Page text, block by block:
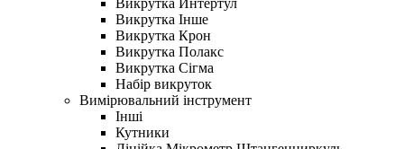
Викрутка Интертул
Викрутка Інше
Викрутка Крон
Викрутка Полакс
Викрутка Сігма
Набір викруток
Вимірювальний інструмент
Інші
Кутники